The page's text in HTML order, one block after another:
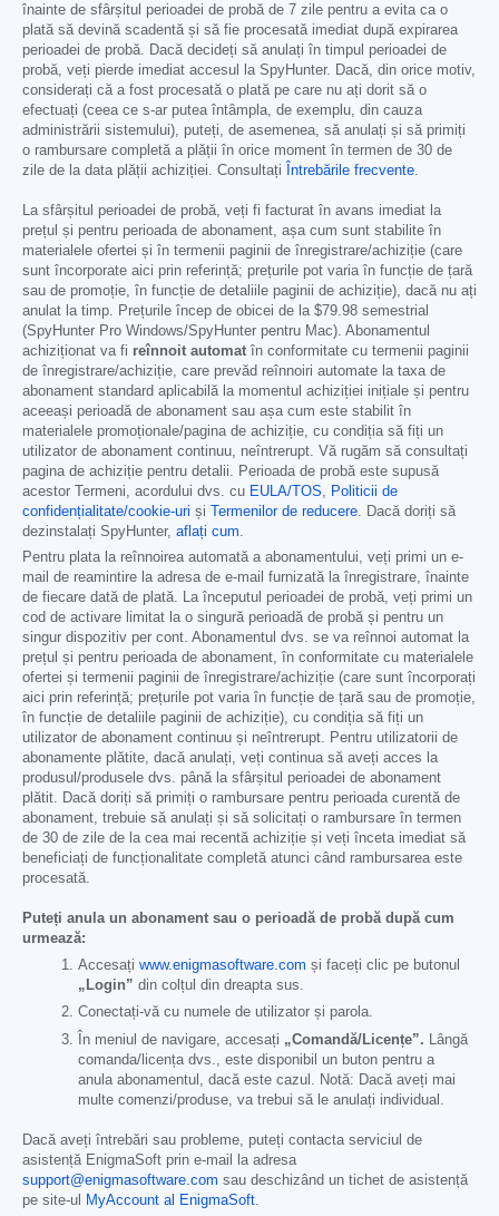
înainte de sfârșitul perioadei de probă de 7 zile pentru a evita ca o
plată să devină scadentă și să fie procesată imediat după expirarea
perioadei de probă. Dacă decideți să anulați în timpul perioadei de
probă, veți pierde imediat accesul la SpyHunter. Dacă, din orice motiv,
considerați că a fost procesată o plată pe care nu ați dorit să o
efectuați (ceea ce s-ar putea întâmpla, de exemplu, din cauza
administrării sistemului), puteți, de asemenea, să anulați și să primiți
o rambursare completă a plății în orice moment în termen de 30 de
zile de la data plății achiziției. Consultați
Întrebările frecvente.
La sfârșitul perioadei de probă, veți fi facturat în avans imediat la
prețul și pentru perioada de abonament, așa cum sunt stabilite în
materialele ofertei și în termenii paginii de înregistrare/achiziție (care
sunt încorporate aici prin referință; prețurile pot varia în funcție de țară
sau de promoție, în funcție de detaliile paginii de achiziție), dacă nu ați
anulat la timp. Prețurile încep de obicei de la $79.98 semestrial
(SpyHunter Pro Windows/SpyHunter pentru Mac). Abonamentul
achiziționat va fi reînnoit automat în conformitate cu termenii paginii
de înregistrare/achiziție, care prevăd reînnoiri automate la taxa de
abonament standard aplicabilă la momentul achiziției inițiale și pentru
aceeași perioadă de abonament sau așa cum este stabilit în
materialele promoționale/pagina de achiziție, cu condiția să fiți un
utilizator de abonament continuu, neîntrerupt. Vă rugăm să consultați
pagina de achiziție pentru detalii. Perioada de probă este supusă
acestor Termeni, acordului dvs. cu EULA/TOS, Politicii de
confidențialitate/cookie-uri și Termenilor de reducere. Dacă doriți să
dezinstalați SpyHunter, aflați cum.
Pentru plata la reînnoirea automată a abonamentului, veți primi un e-
mail de reamintire la adresa de e-mail furnizată la înregistrare, înainte
de fiecare dată de plată. La începutul perioadei de probă, veți primi un
cod de activare limitat la o singură perioadă de probă și pentru un
singur dispozitiv per cont. Abonamentul dvs. se va reînnoi automat la
prețul și pentru perioada de abonament, în conformitate cu materialele
ofertei și termenii paginii de înregistrare/achiziție (care sunt încorporați
aici prin referință; prețurile pot varia în funcție de țară sau de promoție,
în funcție de detaliile paginii de achiziție), cu condiția să fiți un
utilizator de abonament continuu și neîntrerupt. Pentru utilizatorii de
abonamente plătite, dacă anulați, veți continua să aveți acces la
produsul/produsele dvs. până la sfârșitul perioadei de abonament
plătit. Dacă doriți să primiți o rambursare pentru perioada curentă de
abonament, trebuie să anulați și să solicitați o rambursare în termen
de 30 de zile de la cea mai recentă achiziție și veți înceta imediat să
beneficiați de funcționalitate completă atunci când rambursarea este
procesată.
Puteți anula un abonament sau o perioadă de probă după cum
urmează:
Accesați www.enigmasoftware.com și faceți clic pe butonul
„Login” din colțul din dreapta sus.
Conectați-vă cu numele de utilizator și parola.
În meniul de navigare, accesați „Comandă/Licențe”. Lângă
comanda/licența dvs., este disponibil un buton pentru a
anula abonamentul, dacă este cazul. Notă: Dacă aveți mai
multe comenzi/produse, va trebui să le anulați individual.
Dacă aveți întrebări sau probleme, puteți contacta serviciul de
asistență EnigmaSoft prin e-mail la adresa
support@enigmasoftware.com sau deschizând un tichet de asistență
pe site-ul
MyAccount al EnigmaSoft